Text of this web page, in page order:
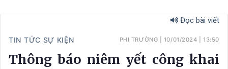
Đọc bài viết
TIN TỨC SỰ KIỆN PHI TRƯỜNG 10/01/2024 |13:50
Thông báo niêm yết công khai